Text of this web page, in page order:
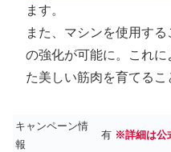
ます。
また、マシンを使用す
の強化が可能に。これ
た美しい筋肉を育てるこ
キャンペーン情
報
有 ※詳細は公